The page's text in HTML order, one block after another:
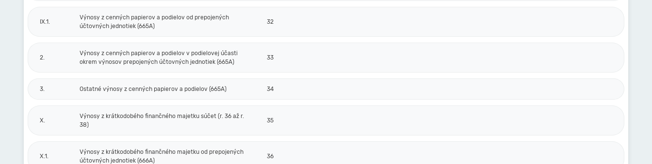
IX.1.
Výnosy z cenných papierov a podielov od prepojených
účtovných jednotiek (665A)
32
2.
Výnosy z cenných papierov a podielov v podielovej účasti
okrem výnosov prepojených účtovných jednotiek (665A)
33
3. Ostatné výnosy z cenných papierov a podielov (665A) 34
X.
Výnosy z krátkodobého finančného majetku súčet (r. 36 až r.
38)
35
X.1.
Výnosy z krátkodobého finančného majetku od prepojených
účtovných jednotiek (666A)
36